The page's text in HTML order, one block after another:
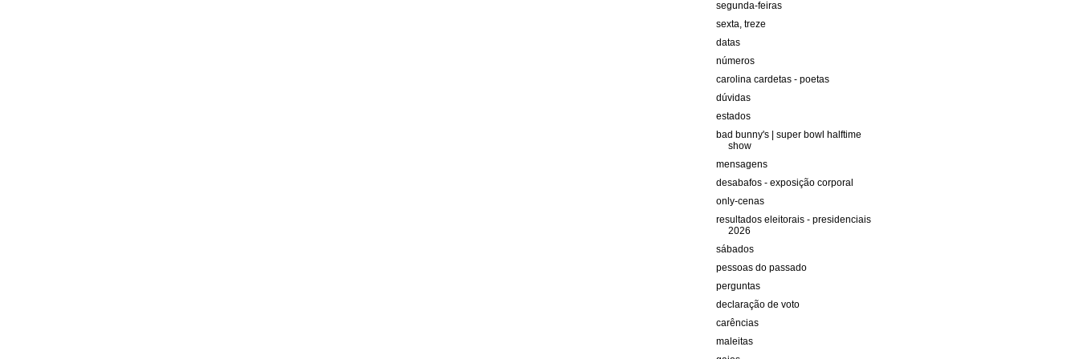
segunda-feiras
sexta, treze
datas
números
carolina cardetas - poetas
dúvidas
estados
bad bunny's | super bowl halftime
show
mensagens
desabafos - exposição corporal
only-cenas
resultados eleitorais - presidenciais
2026
sábados
pessoas do passado
perguntas
declaração de voto
carências
maleitas